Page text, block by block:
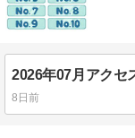
2026年07月アクセ
8日前